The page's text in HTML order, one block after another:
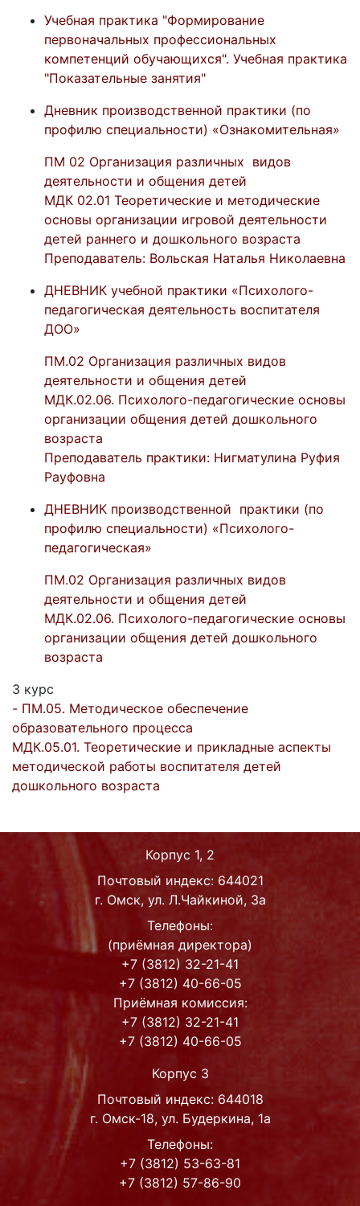
Учебная практика "Формирование
первоначальных профессиональных
компетенций обучающихся". Учебная практика
"Показательные занятия"
Дневник производственной практики (по
профилю специальности) «Ознакомительная»
ПМ 02 Организация различных видов
деятельности и общения детей
МДК 02.01 Теоретические и методические
основы организации игровой деятельности
детей раннего и дошкольного возраста
Преподаватель: Вольская Наталья Николаевна
ДНЕВНИК учебной практики «Психолого-
педагогическая деятельность воспитателя
ДОО»
ПМ.02 Организация различных видов
деятельности и общения детей
МДК.02.06. Психолого-педагогические основы
организации общения детей дошкольного
возраста
Преподаватель практики: Нигматулина Руфия
Рауфовна
ДНЕВНИК производственной практики (по
профилю специальности) «Психолого-
педагогическая»
ПМ.02 Организация различных видов
деятельности и общения детей
МДК.02.06. Психолого-педагогические основы
организации общения детей дошкольного
возраста
3 курс
- ПМ.05. Методическое обеспечение
образовательного процесса
МДК.05.01. Теоретические и прикладные аспекты
методической работы воспитателя детей
дошкольного возраста
Корпус 1, 2
Почтовый индекс: 644021
г. Омск, ул. Л.Чайкиной, 3а
Телефоны:
(приёмная директора)
+7 (3812) 32-21-41
+7 (3812) 40-66-05
Приёмная комиссия:
+7 (3812) 32-21-41
+7 (3812) 40-66-05
Корпус 3
Почтовый индекс: 644018
г. Омск-18, ул. Будеркина, 1а
Телефоны:
+7 (3812) 53-63-81
+7 (3812) 57-86-90